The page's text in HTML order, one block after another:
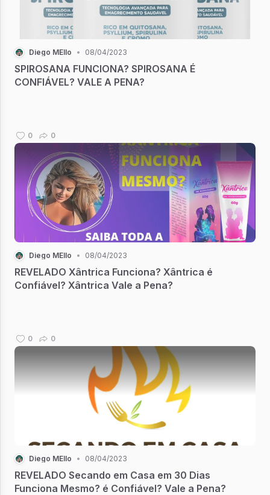
Diego MEllo • 08/04/2023
SPIROSANA FUNCIONA? SPIROSANA É
CONFIÁVEL? VALE A PENA?
0 0
Diego MEllo • 08/04/2023
REVELADO Xântrica Funciona? Xântrica é
Confiável? Xântrica Vale a Pena?
0 0
Diego MEllo • 08/04/2023
REVELADO Secando em Casa em 30 Dias
Funciona Mesmo? é Confiável? Vale a Pena?